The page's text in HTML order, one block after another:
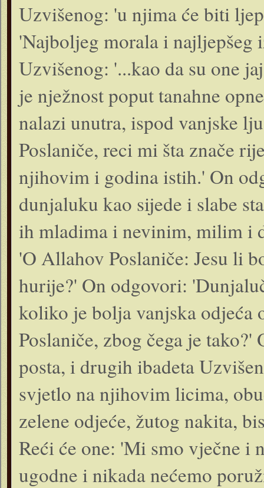
Uzvišenog: 'u njima će biti
'Najboljeg morala i najljepšeg
Uzvišenog: '...kao da su one
je nježnost poput tanahne
nalazi unutra, ispod vanjske
Poslaniče, reci mi šta znače
njihovim i godina istih.' On
dunjaluku kao sijede i slabe
ih mladima i nevinim, milim i
'O Allahov Poslaniče: Jesu li
hurije?' On odgovori:
koliko je bolja vanjska odjeća
Poslaniče, zbog čega je
posta, i drugih ibadeta
svjetlo na njihovim licima,
zelene odjeće, žutog nakita,
Reći će one: 'Mi smo vječne i
ugodne i nikada nećemo